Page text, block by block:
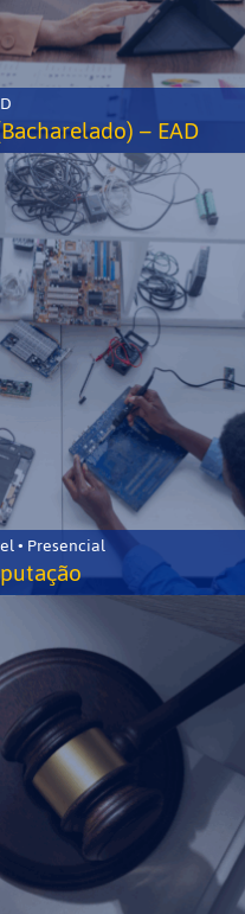
– EAD
• Presencial